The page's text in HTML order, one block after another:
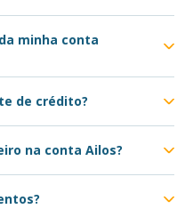
minha conta
de crédito?
na conta Ailos?